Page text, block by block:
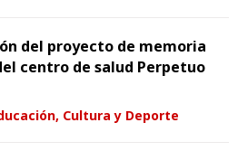
del proyecto de memoria
centro de salud Perpetuo
Cultura y Deporte